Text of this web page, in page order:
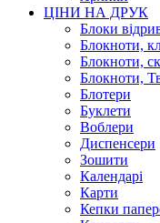
ЦІНИ НА ДРУК
Блоки
Блокноти,
Блокноти,
Блокноти,
Блотери
Буклети
Воблери
Диспенсери
Зошити
Календарі
Карти
Кепки